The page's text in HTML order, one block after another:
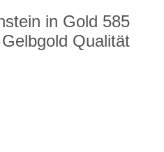
in Gold 585
Qualität